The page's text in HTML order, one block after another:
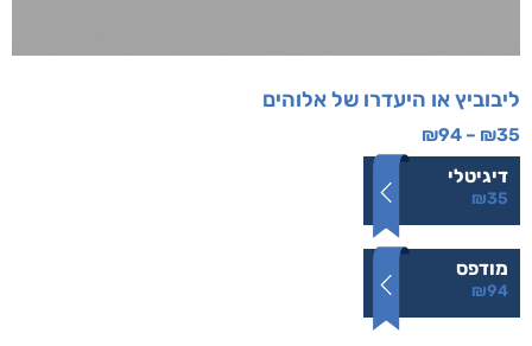
ליבוביץ או היעדרו של אלוהים
₪35
–
₪94
דיגיטלי
₪35
מודפס
₪94